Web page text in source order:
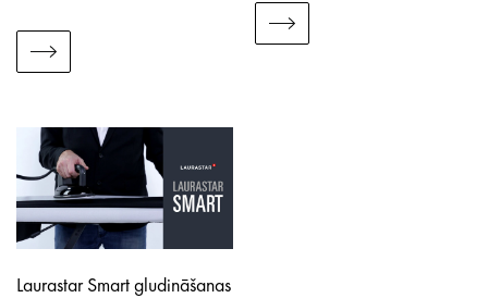
Laurastar Smart gludināšanas